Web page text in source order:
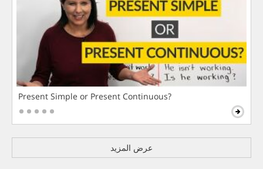
Present Simple or Present Continuous?
عرض المزيد